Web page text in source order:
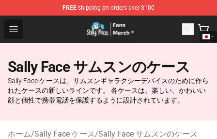
FREE shipping on orders over $100
Open menu
Sally Face Store - Official Sally Face Merchandise Shop
Sally Face サムスンのケース
Sally Face ケースは、サムスンギャラクシーデバイスのために作ら
れたケースの新しいラインです。 各ケースは、楽しい、かわいい
顔と個性で携帯電話を保護するように設計されています。
ホーム/Sally Face ケース/Sally Face サムスンのケース